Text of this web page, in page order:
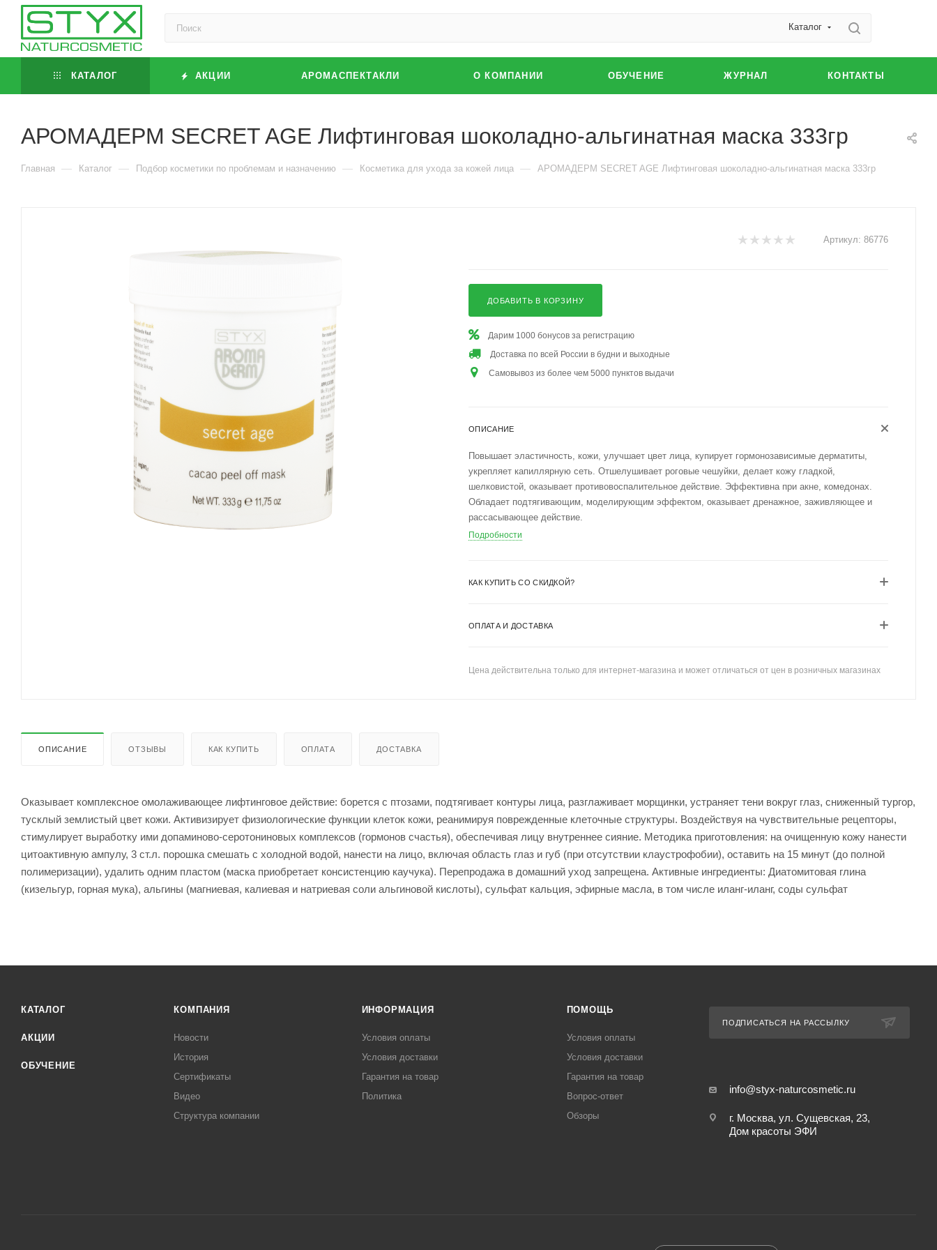
Каталог
КАТАЛОГ АКЦИИ АРОМАСПЕКТАКЛИ О КОМПАНИИ ОБУЧЕНИЕ ЖУРНАЛ КОНТАКТЫ
АРОМАДЕРМ SECRET AGE Лифтинговая шоколадно-альгинатная маска 333гр
Главная — Каталог — Подбор косметики по проблемам и назначению — Косметика для ухода за кожей лица — АРОМАДЕРМ SECRET AGE Лифтинговая шоколадно-альгинатная маска 333гр
Артикул: 86776
ДОБАВИТЬ В КОРЗИНУ
Дарим 1000 бонусов за регистрацию
Доставка по всей России в будни и выходные
Самовывоз из более чем 5000 пунктов выдачи
ОПИСАНИЕ
Повышает эластичность, кожи, улучшает цвет лица, купирует гормонозависимые дерматиты,
укрепляет капиллярную сеть. Отшелушивает роговые чешуйки, делает кожу гладкой,
шелковистой, оказывает противовоспалительное действие. Эффективна при акне, комедонах.
Обладает подтягивающим, моделирующим эффектом, оказывает дренажное, заживляющее и
рассасывающее действие.
Подробности
КАК КУПИТЬ СО СКИДКОЙ?
ОПЛАТА И ДОСТАВКА
Цена действительна только для интернет-магазина и может отличаться от цен в розничных магазинах
ОПИСАНИЕ ОТЗЫВЫ КАК КУПИТЬ ОПЛАТА ДОСТАВКА
Оказывает комплексное омолаживающее лифтинговое действие: борется с птозами, подтягивает контуры лица, разглаживает морщинки, устраняет тени вокруг глаз, сниженный тургор,
тусклый землистый цвет кожи. Активизирует физиологические функции клеток кожи, реанимируя поврежденные клеточные структуры. Воздействуя на чувствительные рецепторы,
стимулирует выработку ими допаминово-серотониновых комплексов (гормонов счастья), обеспечивая лицу внутреннее сияние. Методика приготовления: на очищенную кожу нанести
цитоактивную ампулу, 3 ст.л. порошка смешать с холодной водой, нанести на лицо, включая область глаз и губ (при отсутствии клаустрофобии), оставить на 15 минут (до полной
полимеризации), удалить одним пластом (маска приобретает консистенцию каучука). Перепродажа в домашний уход запрещена. Активные ингредиенты: Диатомитовая глина
(кизельгур, горная мука), альгины (магниевая, калиевая и натриевая соли альгиновой кислоты), сульфат кальция, эфирные масла, в том числе иланг-иланг, соды сульфат
КАТАЛОГ
АКЦИИ
ОБУЧЕНИЕ
КОМПАНИЯ
Новости
История
Сертификаты
Видео
Структура компании
ИНФОРМАЦИЯ
Условия оплаты
Условия доставки
Гарантия на товар
Политика
ПОМОЩЬ
Условия оплаты
Условия доставки
Гарантия на товар
Вопрос-ответ
Обзоры
ПОДПИСАТЬСЯ НА РАССЫЛКУ
info@styx-naturcosmetic.ru
г. Москва, ул. Сущевская, 23,
Дом красоты ЭФИ